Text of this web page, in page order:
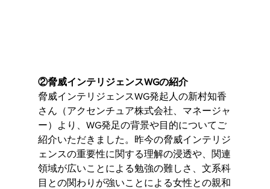
②脅威インテリジェンスWGの紹介
脅威インテリジェンスWG発起人の新村知香
さん（アクセンチュア株式会社、マネージャ
ー）より、WG発足の背景や目的についてご
紹介いただきました。昨今の脅威インテリジ
ェンスの重要性に関する理解の浸透や、関連
領域が広いことによる勉強の難しさ、文系科
目との関わりが強いことによる女性との親和